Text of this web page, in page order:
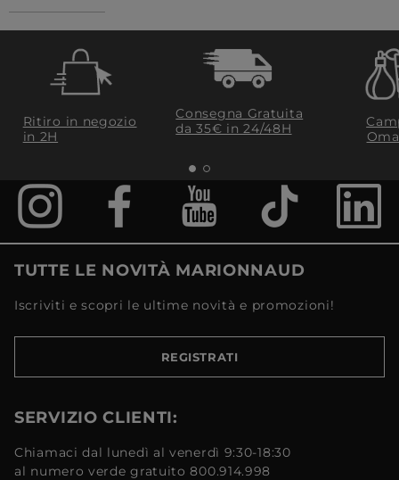
Ritiro in negozio
in 2H
Consegna Gratuita
da 35€​ in 24/48H
TUTTE LE NOVITÀ MARIONNAUD
Iscriviti e scopri le ultime novità e promozioni!
REGISTRATI
SERVIZIO CLIENTI:
Chiamaci dal lunedì al venerdì 9:30-18:30
al numero verde gratuito 800.914.998